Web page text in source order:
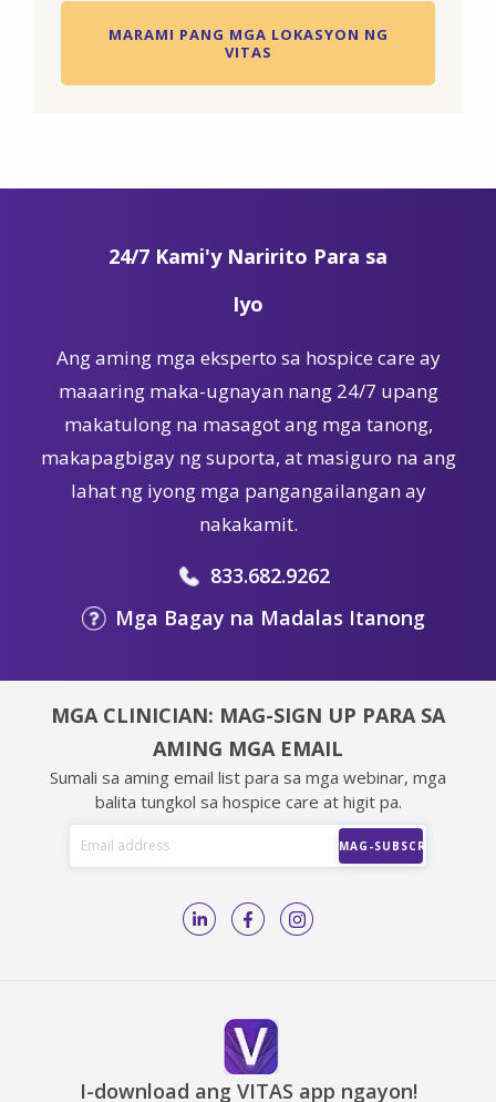
MARAMI PANG MGA LOKASYON NG
VITAS
24/7 Kami'y Naririto Para sa
Iyo
Ang aming mga eksperto sa hospice care ay
maaaring maka-ugnayan nang 24/7 upang
makatulong na masagot ang mga tanong,
makapagbigay ng suporta, at masiguro na ang
lahat ng iyong mga pangangailangan ay
nakakamit.
833.682.9262
Mga Bagay na Madalas Itanong
MGA CLINICIAN: MAG-SIGN UP PARA SA
AMING MGA EMAIL
Sumali sa aming email list para sa mga webinar, mga
balita tungkol sa hospice care at higit pa.
I-download ang VITAS app ngayon!